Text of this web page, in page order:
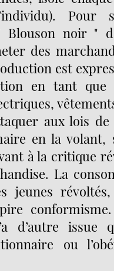
Blouson noir "
des
est
en tant que
aux lois
en la volant,
à la critique
La
jeunes
d’autre issue
ou